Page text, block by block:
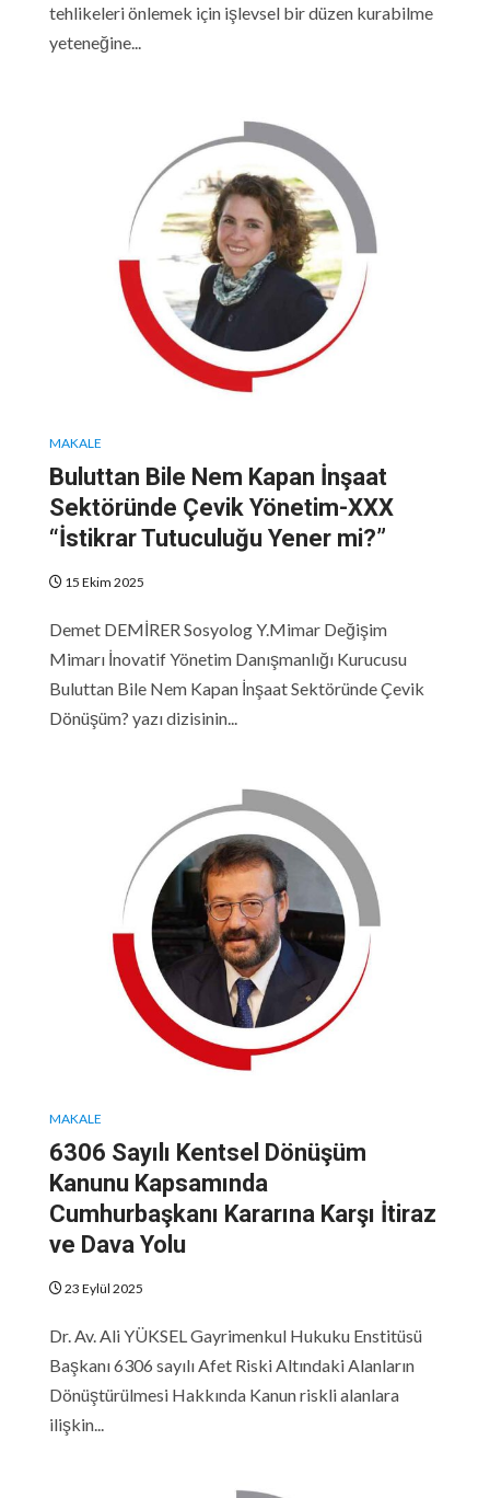
tehlikeleri önlemek için işlevsel bir düzen kurabilme
yeteneğine...
MAKALE
Buluttan Bile Nem Kapan İnşaat
Sektöründe Çevik Yönetim-XXX
“İstikrar Tutuculuğu Yener mi?”
15 Ekim 2025
Demet DEMİRER Sosyolog Y.Mimar Değişim
Mimarı İnovatif Yönetim Danışmanlığı Kurucusu
Buluttan Bile Nem Kapan İnşaat Sektöründe Çevik
Dönüşüm? yazı dizisinin...
MAKALE
6306 Sayılı Kentsel Dönüşüm
Kanunu Kapsamında
Cumhurbaşkanı Kararına Karşı İtiraz
ve Dava Yolu
23 Eylül 2025
Dr. Av. Ali YÜKSEL Gayrimenkul Hukuku Enstitüsü
Başkanı 6306 sayılı Afet Riski Altındaki Alanların
Dönüştürülmesi Hakkında Kanun riskli alanlara
ilişkin...